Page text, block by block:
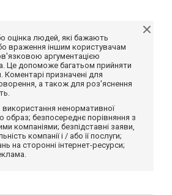
оцінка людей, які бажають
враження іншим користувачам
аргументацією
Це допоможе багатьом прийняти
Коментарі призначені для
а також для роз'яснення
використання ненормативної
образ; безпосереднє порівняння з
компаніями; безпідставні заяви,
компанії і / або її послуги;
на сторонні інтернет-ресурси;